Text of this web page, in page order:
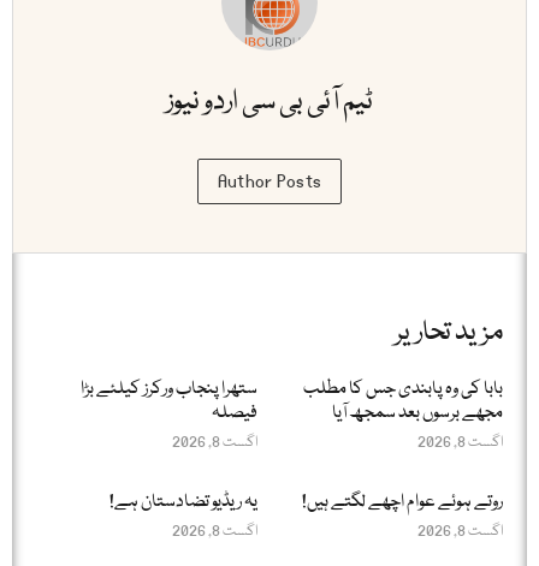
ٹیم آئی بی سی اردو نیوز
Author Posts
مزید تحاریر
بابا کی وہ پابندی جس کا مطلب
مجھے برسوں بعد سمجھ آیا
اگست 8, 2026
ستھرا پنجاب ورکرز کیلئے بڑا
فیصلہ
اگست 8, 2026
روتے ہوئے عوام اچھے لگتے ہیں!
اگست 8, 2026
یہ ریڈیو تضادستان ہے!
اگست 8, 2026